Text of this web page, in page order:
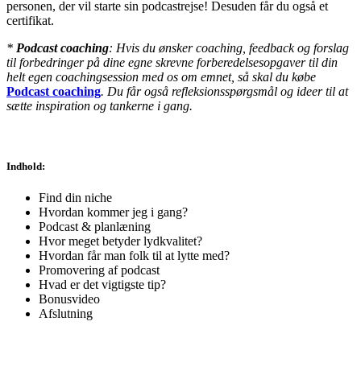
personen, der vil starte sin podcastrejse! Desuden får du også et
certifikat.
* Podcast coaching: Hvis du ønsker coaching, feedback og forslag
til forbedringer på dine egne skrevne forberedelsesopgaver til din
helt egen coachingsession med os om emnet, så skal du købe
Podcast coaching. Du får også refleksionsspørgsmål og ideer til at
sætte inspiration og tankerne i gang.
Indhold:
Find din niche
Hvordan kommer jeg i gang?
Podcast & planlæning
Hvor meget betyder lydkvalitet?
Hvordan får man folk til at lytte med?
Promovering af podcast
Hvad er det vigtigste tip?
Bonusvideo
Afslutning